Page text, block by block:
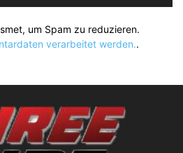
um Spam zu reduzieren.
verarbeitet werden..